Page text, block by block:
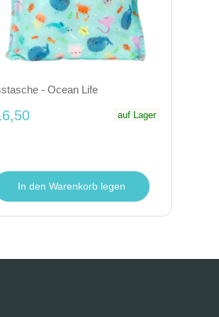
- Ocean Life
auf Lager
In den Warenkorb legen